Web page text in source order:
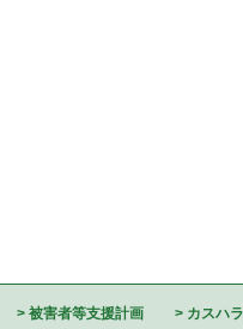
被害者等支援計画 カスハ